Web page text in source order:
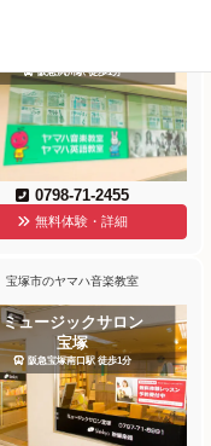
阪急夙川駅 徒歩1分
0798-71-2455
無料体験・詳細
宝塚市のヤマハ音楽教室
ミュージックサロン
宝塚
阪急宝塚南口駅 徒歩1分